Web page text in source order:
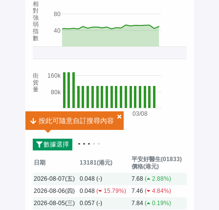
03/08
40
80
80k
160k
2026
相
對
強
弱
指
數
街
貨
量
數據選擇
按此可隨意自訂搜尋內容
按此可隨意自訂搜尋內容
日期 13181(港元)
平安好醫生(01833)
價格(港元)
2026-08-07(五)
0.048 (-) 7.68 (
2.88%)
2026-08-06(四)
0.048 ( 15.79%) 7.46 (
4.84%)
2026-08-05(三)
0.057 (-) 7.84 (
0.19%)